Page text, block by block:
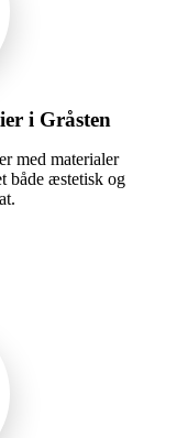
i Gråsten
med materialer
både æstetisk og